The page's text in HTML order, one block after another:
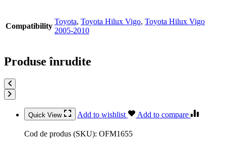
Compatibility
Toyota, Toyota Hilux Vigo, Toyota Hilux Vigo
2005-2010
Produse înrudite
Quick View Add to wishlist Add to compare
Cod de produs (SKU): OFM1655